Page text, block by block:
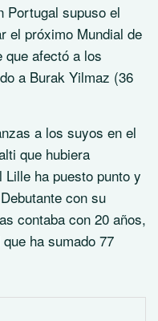
Portugal supuso el
el próximo Mundial de
que afectó a los
a Burak Yilmaz (36
a los suyos en el
que hubiera
ha puesto punto y
con su
contaba con 20 años,
ha sumado 77